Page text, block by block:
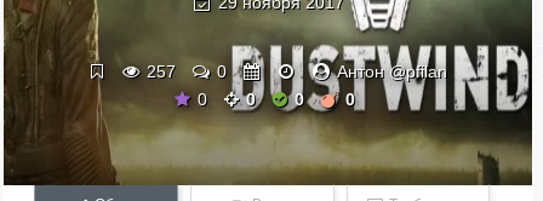
257 0
Антон @pfilan
0
0 0 0